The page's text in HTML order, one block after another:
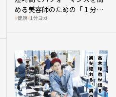
める美容師のための「１分ヨ
ガ」講座｜実践編
健康 1分ヨガ